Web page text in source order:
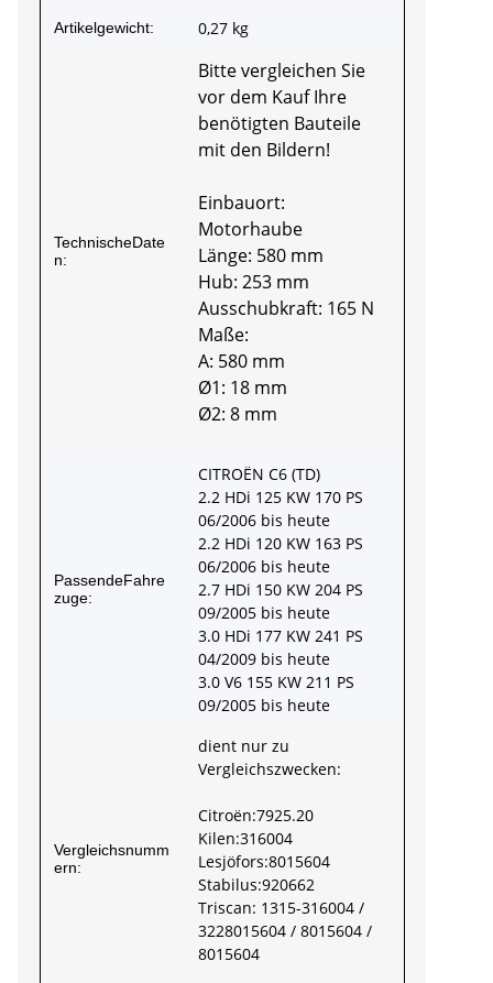
Artikelgewicht: 0,27 kg
TechnischeDate
n:
Bitte vergleichen Sie
vor dem Kauf Ihre
benötigten Bauteile
mit den Bildern!
Einbauort:
Motorhaube
Länge: 580 mm
Hub: 253 mm
Ausschubkraft: 165 N
Maße:
A: 580 mm
Ø1: 18 mm
Ø2: 8 mm
PassendeFahre
zuge:
CITROËN C6 (TD)
2.2 HDi 125 KW 170 PS
06/2006 bis heute
2.2 HDi 120 KW 163 PS
06/2006 bis heute
2.7 HDi 150 KW 204 PS
09/2005 bis heute
3.0 HDi 177 KW 241 PS
04/2009 bis heute
3.0 V6 155 KW 211 PS
09/2005 bis heute
Vergleichsnumm
ern:
dient nur zu
Vergleichszwecken:
Citroën:7925.20
Kilen:316004
Lesjöfors:8015604
Stabilus:920662
Triscan: 1315-316004 /
3228015604 / 8015604 /
8015604